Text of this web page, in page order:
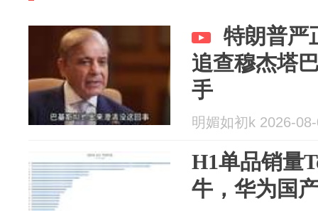
特朗普严
追查穆杰塔
手
明媚如初k 2026-
H1单品销量
牛，华为国